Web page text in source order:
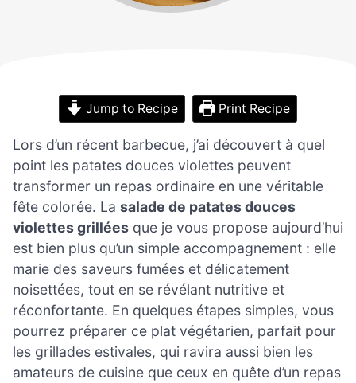
Jump to Recipe Print Recipe
Lors d’un récent barbecue, j’ai découvert à quel
point les patates douces violettes peuvent
transformer un repas ordinaire en une véritable
fête colorée. La salade de patates douces
violettes grillées que je vous propose aujourd’hui
est bien plus qu’un simple accompagnement : elle
marie des saveurs fumées et délicatement
noisettées, tout en se révélant nutritive et
réconfortante. En quelques étapes simples, vous
pourrez préparer ce plat végétarien, parfait pour
les grillades estivales, qui ravira aussi bien les
amateurs de cuisine que ceux en quête d’un repas